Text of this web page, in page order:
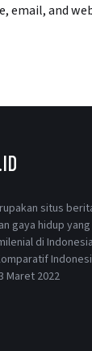
email, and
situs
gaya hidup
di
Maret 2022